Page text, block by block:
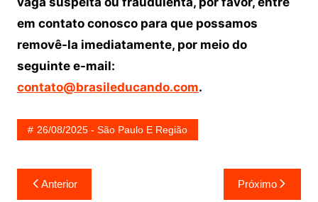
em contato conosco para que possamos
removê-la imediatamente, por meio do
seguinte e-mail:
contato@brasileducando.com.
26/08/2025 - São Paulo E Região
Navegação
Anterior Próximo